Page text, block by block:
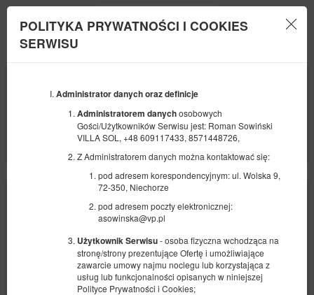
POLITYKA PRYWATNOŚCI I COOKIES
SERWISU
Administrator danych oraz definicje
Administratorem danychosobowych
Gości/Użytkowników Serwisu jest: Roman Sowiński
VILLA SOL, +48 609117433, 8571448726,
Z Administratorem danych można kontaktować się:
pod adresem korespondencyjnym: ul. Wolska 9,
72-350, Niechorze
pod adresem poczty elektronicznej:
asowinska@vp.pl
Użytkownik Serwisu- osoba fizyczna wchodząca na
stronę/strony prezentujące Ofertę i umożliwiające
zawarcie umowy najmu noclegu lub korzystająca z
usług lub funkcjonalności opisanych w niniejszej
Polityce Prywatności i Cookies;
SIERPNIA
10
SIERPNIA
FILTRY